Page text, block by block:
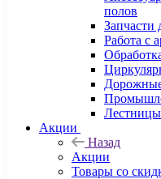
полов
Запчасти
Работа с
Акции
Назад
Акции
Товары со